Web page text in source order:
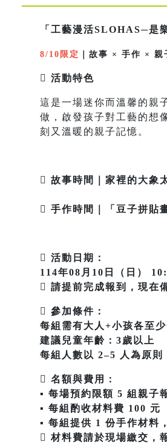
「工藝漫活SLOHAS─是
8/10限定 ｜故事 × 手作 × 親
 活動特色
這是一場迷你而溫馨的親
做，啟發孩子對工藝的想
刻又溫暖的親子記憶。
 故事時間｜家裡的大象
 手作時間｜「豆子拼貼
 活動日期：
114年08月10日（日）
 請提前完成報到，現在
 參加條件：
每組需有大人+小孩各至少
建議兒童年齡：3歲以上
每組人數以 2–5 人為原則
 名額與費用：
▪ 每場預約限額 5 組親子
▪ 每組酌收材料費 100 元
▪ 每組提供 1 份手作材料
 材料費請於現場繳交，